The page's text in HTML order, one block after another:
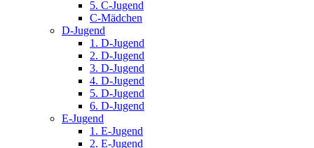
5. C-Jugend
C-Mädchen
D-Jugend
1. D-Jugend
2. D-Jugend
3. D-Jugend
4. D-Jugend
5. D-Jugend
6. D-Jugend
E-Jugend
1. E-Jugend
2. E-Jugend